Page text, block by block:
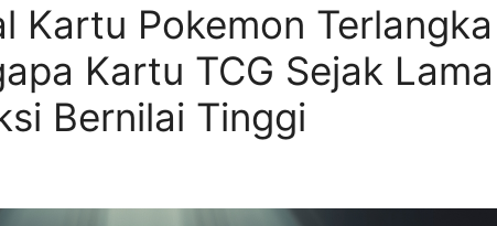
Kartu Pokemon Terlangka
Kartu TCG Sejak Lama
Bernilai Tinggi